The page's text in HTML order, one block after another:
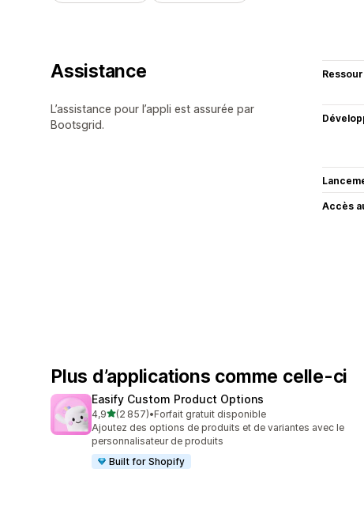
Assistance
L’assistance pour l’appli est assurée par
Bootsgrid.
Accès
Plus d’applications comme celle-ci
Easify Custom Product Options
4,9étoile(s) sur 5
(2 857)
2857 avis au total
•Forfait gratuit disponible
Ajoutez des options de produits et de variantes avec le
personnalisateur de produits
Built for Shopify